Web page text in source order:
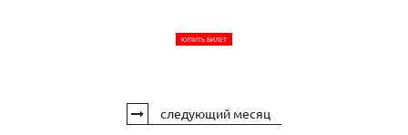
КУПИТЬ БИЛЕТ
следующий месяц